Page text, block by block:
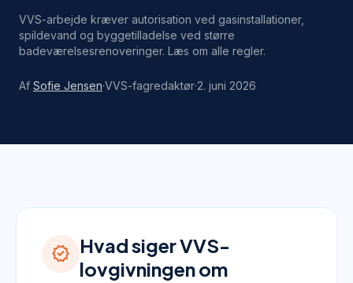
VVS-arbejde kræver autorisation ved gasinstallationer,
spildevand og byggetilladelse ved større
badeværelsesrenoveringer. Læs om alle regler.
Af Sofie Jensen·VVS-fagredaktør·2. juni 2026
verified Hvad siger VVS-
lovgivningen om